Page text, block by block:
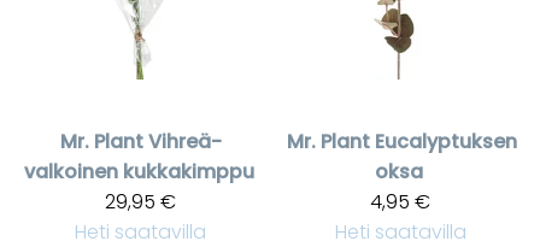
Mr. PlantVihreä-
valkoinen kukkakimppu
29,95 €
Heti saatavilla
Mr. Plant Eucalyptuksen
oksa
4,95 €
Heti saatavilla